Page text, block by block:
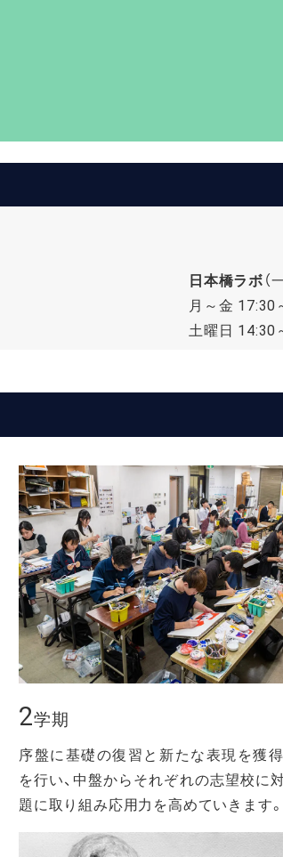
日本橋ラボ （
月～金 17:30
土曜日 14:30
2学期
序盤に基礎の復習と新たな表現を獲
を行い、中盤からそれぞれの志望校に
題に取り組み応用力を高めていきます。